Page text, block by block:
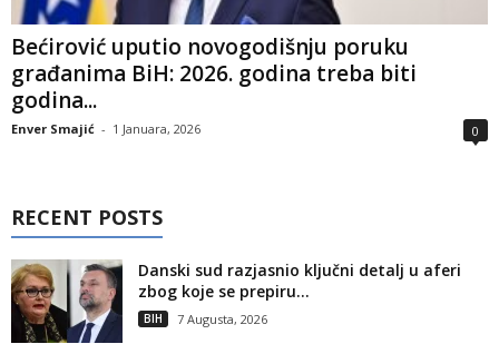
Bećirović uputio novogodišnju poruku
građanima BiH: 2026. godina treba biti
godina...
Enver Smajić - 1 Januara, 2026 0
RECENT POSTS
Danski sud razjasnio ključni detalj u aferi
zbog koje se prepiru...
BIH 7 Augusta, 2026